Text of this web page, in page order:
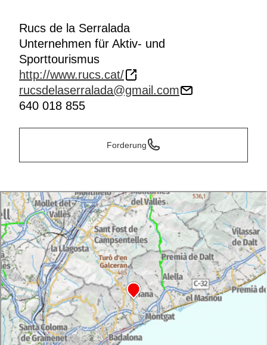
Rucs de la Serralada
Unternehmen für Aktiv- und
Sporttourismus
http://www.rucs.cat/
rucsdelaserralada@gmail.com
640 018 855
Forderung